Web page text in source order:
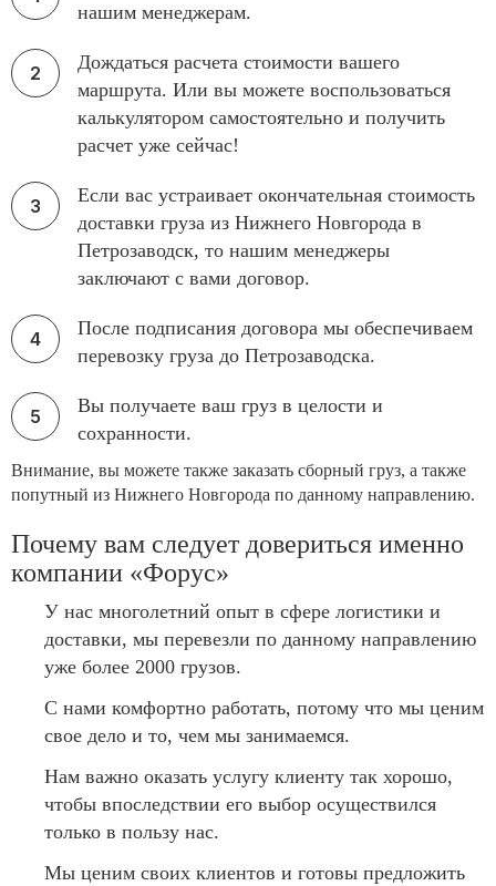
нашим менеджерам.
Дождаться расчета стоимости вашего
маршрута. Или вы можете воспользоваться
калькулятором самостоятельно и получить
расчет уже сейчас!
Если вас устраивает окончательная стоимость
доставки груза из Нижнего Новгорода в
Петрозаводск, то нашим менеджеры
заключают с вами договор.
После подписания договора мы обеспечиваем
перевозку груза до Петрозаводска.
Вы получаете ваш груз в целости и
сохранности.
Внимание, вы можете также заказать сборный груз, а также
попутный из Нижнего Новгорода по данному направлению.
Почему вам следует довериться именно
компании «Форус»
У нас многолетний опыт в сфере логистики и
доставки, мы перевезли по данному направлению
уже более 2000 грузов.
С нами комфортно работать, потому что мы ценим
свое дело и то, чем мы занимаемся.
Нам важно оказать услугу клиенту так хорошо,
чтобы впоследствии его выбор осуществился
только в пользу нас.
Мы ценим своих клиентов и готовы предложить